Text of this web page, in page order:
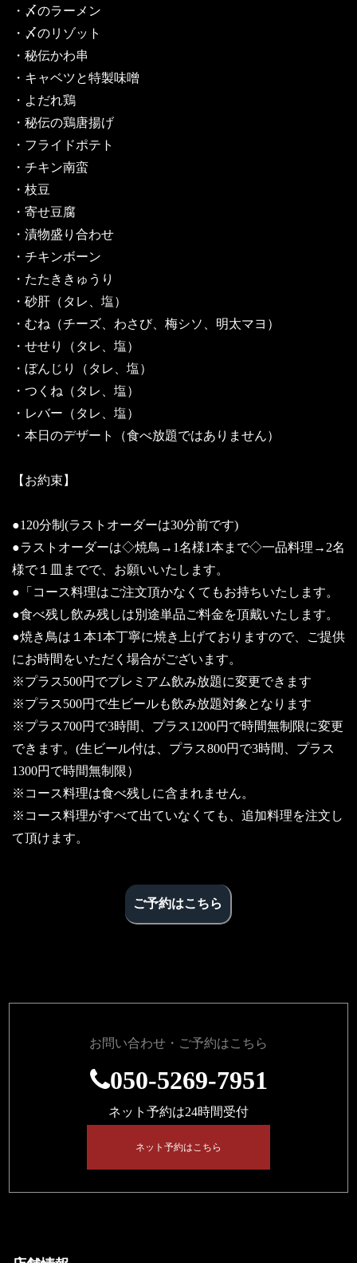
・〆のラーメン
・〆のリゾット
・秘伝かわ串
・キャベツと特製味噌
・よだれ鶏
・秘伝の鶏唐揚げ
・フライドポテト
・チキン南蛮
・枝豆
・寄せ豆腐
・漬物盛り合わせ
・チキンボーン
・たたききゅうり
・砂肝（タレ、塩）
・むね（チーズ、わさび、梅シソ、明太マヨ）
・せせり（タレ、塩）
・ぼんじり（タレ、塩）
・つくね（タレ、塩）
・レバー（タレ、塩）
・本日のデザート（食べ放題ではありません）
【お約束】
●120分制(ラストオーダーは30分前です)
●ラストオーダーは◇焼鳥→1名様1本まで◇一品料理→2名
様で１皿までで、お願いいたします。
●「コース料理はご注文頂かなくてもお持ちいたします。
●食べ残し飲み残しは別途単品ご料金を頂戴いたします。
●焼き鳥は１本1本丁寧に焼き上げておりますので、ご提供
にお時間をいただく場合がございます。
※プラス500円でプレミアム飲み放題に変更できます
※プラス500円で生ビールも飲み放題対象となります
※プラス700円で3時間、プラス1200円で時間無制限に変更
できます。(生ビール付は、プラス800円で3時間、プラス
1300円で時間無制限）
※コース料理は食べ残しに含まれません。
※コース料理がすべて出ていなくても、追加料理を注文し
て頂けます。
ご予約はこちら
お問い合わせ・ご予約はこちら
050-5269-7951
ネット予約は24時間受付
ネット予約はこちら